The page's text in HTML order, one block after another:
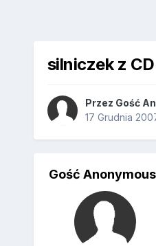
silniczek z
Przez Gość
17 Grudnia
Gość Anonymous